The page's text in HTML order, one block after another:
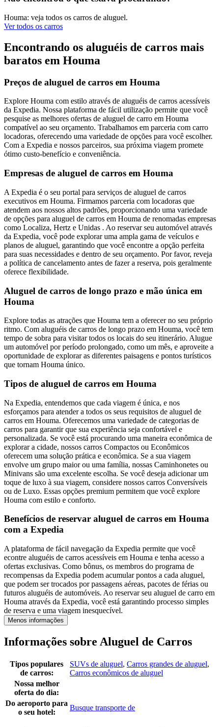
Houma: veja todos os carros de aluguel.
Ver todos os carros
Encontrando os aluguéis de carros mais
baratos em Houma
Preços de aluguel de carros em Houma
Explore Houma com estilo através de aluguéis de carros acessíveis
da Expedia. Nossa plataforma de fácil utilização permite que você
pesquise as melhores ofertas de aluguel de carro em Houma
compatível ao seu orçamento. Trabalhamos em parceria com carro
locadoras, oferecendo uma variedade de opções para você escolher.
Com a Expedia e nossos parceiros, sua próxima viagem promete
ótimo custo-benefício e conveniência.
Empresas de aluguel de carros em Houma
A Expedia é o seu portal para serviços de aluguel de carros
executivos em Houma. Firmamos parceria com locadoras que
atendem aos nossos altos padrões, proporcionando uma variedade
de opções para aluguel de carros em Houma de renomadas empresas
como Localiza, Hertz e Unidas . Ao reservar seu automóvel através
da Expedia, você pode explorar uma ampla gama de veículos e
planos de aluguel, garantindo que você encontre a opção perfeita
para suas necessidades e dentro de seu orçamento. Por favor, reveja
a política de cancelamento antes de fazer a reserva, pois geralmente
oferece flexibilidade.
Aluguel de carros de longo prazo e mão única em
Houma
Explore todas as atrações que Houma tem a oferecer no seu próprio
ritmo. Com aluguéis de carros de longo prazo em Houma, você tem
tempo de sobra para visitar todos os locais do seu itinerário. Alugue
um automóvel por período prolongado, como um mês, e aproveite a
oportunidade de explorar as diferentes paisagens e pontos turísticos
que tornam Houma único.
Tipos de aluguel de carros em Houma
Na Expedia, entendemos que cada viagem é única, e nos
esforçamos para atender a todos os seus requisitos de aluguel de
carros em Houma. Oferecemos uma variedade de categorias de
carros para garantir que sua experiência seja confortável e
personalizada. Se você está procurando uma maneira econômica de
explorar a cidade, nossos carros Compactos ou Econômicos
oferecem uma solução prática e econômica. Se a sua viagem
envolve um grupo maior ou uma família, nossas Caminhonetes ou
Minivans são uma excelente escolha. Se você deseja adicionar um
toque de luxo à sua viagem, considere nossos carros Conversíveis
ou de Luxo. Essas opções premium permitem que você explore
Houma com estilo e conforto.
Benefícios de reservar aluguel de carros em Houma
com a Expedia
A plataforma de fácil navegação da Expedia permite que você
econtre aluguéis de carros acessíveis em Houma e tenha acesso a
ofertas exclusivas. Como bônus, os membros do programa de
recompensas da Expedia podem acumular pontos a cada aluguel,
que podem ser trocados por passagens aéreas, pacotes de férias ou
futuros aluguéis de automóveis. Ao reservar seu aluguel de carro em
Houma através da Expedia, você está garantindo processo simples
de reserva e uma viagem inesquecível.
Menos informações
Informações sobre Aluguel de Carros
Tipos populares
de carros:
SUVs de aluguel, Carros grandes de aluguel,
Carros econômicos de aluguel
Nossa melhor
oferta do dia:
Do aeroporto para
o seu hotel:
Busque transporte de